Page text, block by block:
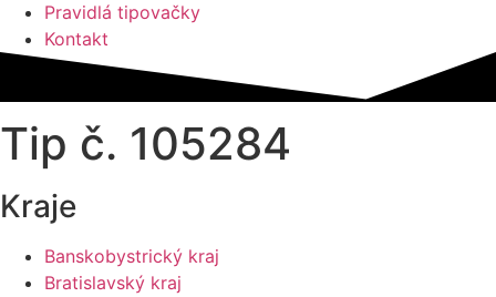
Pravidlá tipovačky
Kontakt
Tip č. 105284
Kraje
Banskobystrický kraj
Bratislavský kraj